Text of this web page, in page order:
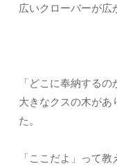
広いクローバーが広
「どこに奉納する
大きなクスの木があ
た。
「ここだよ」って